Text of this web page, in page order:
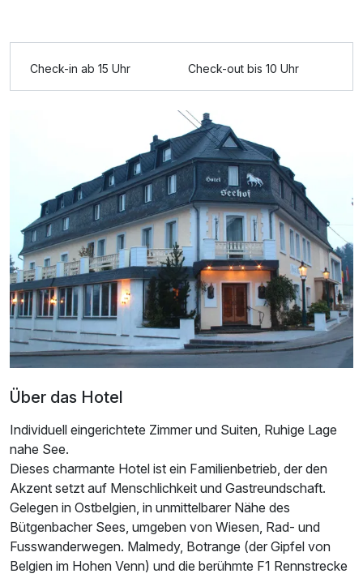
Ausstattung
Für 5 Tage p.P. ab 500,00 €
Suite/n
2 Erwachsene
Für 5 Tage p.P. ab 580,00 €
Check-in ab 15 Uhr Check-out bis 10 Uhr
Über das Hotel
Individuell eingerichtete Zimmer und Suiten, Ruhige Lage
nahe See.
Dieses charmante Hotel ist ein Familienbetrieb, der den
Akzent setzt auf Menschlichkeit und Gastreundschaft.
Gelegen in Ostbelgien, in unmittelbarer Nähe des
Bütgenbacher Sees, umgeben von Wiesen, Rad- und
Fusswanderwegen. Malmedy, Botrange (der Gipfel von
Belgien im Hohen Venn) und die berühmte F1 Rennstrecke